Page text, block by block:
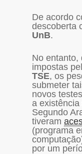
De acordo
descoberta
UnB.
No entanto,
impostas
TSE, os
submeter
novos
a
Segundo
tiveram
(programa
por um